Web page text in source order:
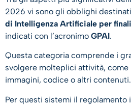
2026 vi sono gli obblighi
di Intelligenza Artificiale per
indicati con l’acronimo GPAI.
Questa categoria comprende i
svolgere molteplici attività, come
immagini, codice o altri contenuti.
Per questi sistemi il regolamento